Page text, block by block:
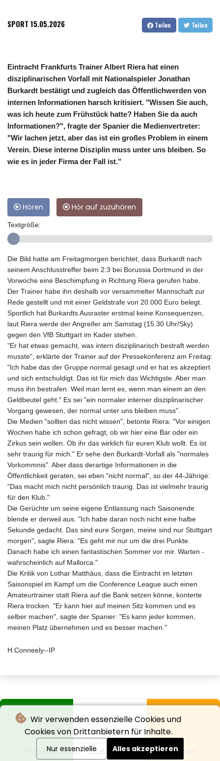
Wir verwenden essenzielle Cookies und
Cookies von Drittanbietern für Inhalte.
Nur essenzielle Alles akzeptieren
SPORT 15.05.2026 Teilen Teilen
Eintracht Frankfurts Trainer Albert Riera hat einen
disziplinarischen Vorfall mit Nationalspieler Jonathan
Burkardt bestätigt und zugleich das Öffentlichwerden von
internen Informationen harsch kritisiert. "Wissen Sie auch,
was ich heute zum Frühstück hatte? Haben Sie da auch
Informationen?", fragte der Spanier die Medienvertreter:
"Wir lachen jetzt, aber das ist ein großes Problem in einem
Verein. Diese interne Disziplin muss unter uns bleiben. So
wie es in jeder Firma der Fall ist."
Hören Hör auf zuzuhören
Textgröße:
Die Bild hatte am Freitagmorgen berichtet, dass Burkardt nach
seinem Anschlusstreffer beim 2:3 bei Borussia Dortmund in der
Vorwoche eine Beschimpfung in Richtung Riera gerufen habe.
Der Trainer habe ihn deshalb vor versammelter Mannschaft zur
Rede gestellt und mit einer Geldstrafe von 20.000 Euro belegt.
Sportlich hat Burkardts Ausraster erstmal keine Konsequenzen,
laut Riera werde der Angreifer am Samstag (15.30 Uhr/Sky)
gegen den VfB Stuttgart im Kader stehen.
"Er hat etwas gemacht, was intern disziplinarisch bestraft werden
musste", erklärte der Trainer auf der Pressekonferenz am Freitag:
"Ich habe das der Gruppe normal gesagt und er hat es akzeptiert
und sich entschuldigt. Das ist für mich das Wichtigste. Aber man
muss ihn bestrafen. Weil man lernt es, wenn man einem an den
Geldbeutel geht." Es sei "ein normaler interner disziplinarischer
Vorgang gewesen, der normal unter uns bleiben muss".
Die Medien "sollten das nicht wissen", betonte Riera: "Vor einigen
Wochen habe ich schon gefragt, ob wir hier eine Bar oder ein
Zirkus sein wollen. Ob ihr das wirklich für euren Klub wollt. Es ist
sehr traurig für mich." Er sehe den Burkardt-Vorfall als "normales
Vorkommnis". Aber dass derartige Informationen in die
Öffentlichkeit geraten, sei eben "nicht normal", so der 44-Jährige:
"Das macht mich nicht persönlich traurig. Das ist vielmehr traurig
für den Klub."
Die Gerüchte um seine eigene Entlassung nach Saisonende
blende er derweil aus. "Ich habe daran noch nicht eine halbe
Sekunde gedacht. Das sind eure Sorgen, meine sind nur Stuttgart
morgen", sagte Riera: "Es geht mir nur um die drei Punkte.
Danach habe ich einen fantastischen Sommer vor mir. Warten -
wahrscheinlich auf Mallorca."
Die Kritik von Lothar Matthäus, dass die Eintracht im letzten
Saisonspiel im Kampf um die Conference League auch einen
Amateurtrainer statt Riera auf die Bank setzen könne, konterte
Riera trocken. "Er kann hier auf meinen Sitz kommen und es
selber machen", sagte der Spanier: "Es kann jeder kommen,
meinen Platz übernehmen und es besser machen."
H.Conneely--IP
© The Irish Press - 2026 - Alle Rechte vorbehalten